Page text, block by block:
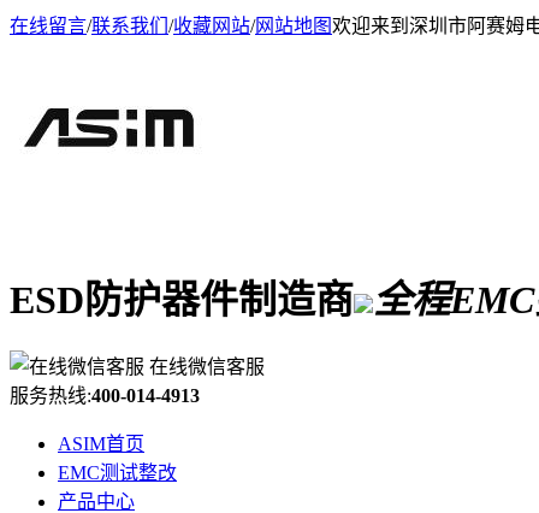
在线留言/联系我们 /收藏网站/网站地图欢迎来到深圳市阿赛姆
ESD防护器件制造商 全程
在线微信客服
服务热线:400-014-4913
ASIM首页
EMC测试整改
产品中心